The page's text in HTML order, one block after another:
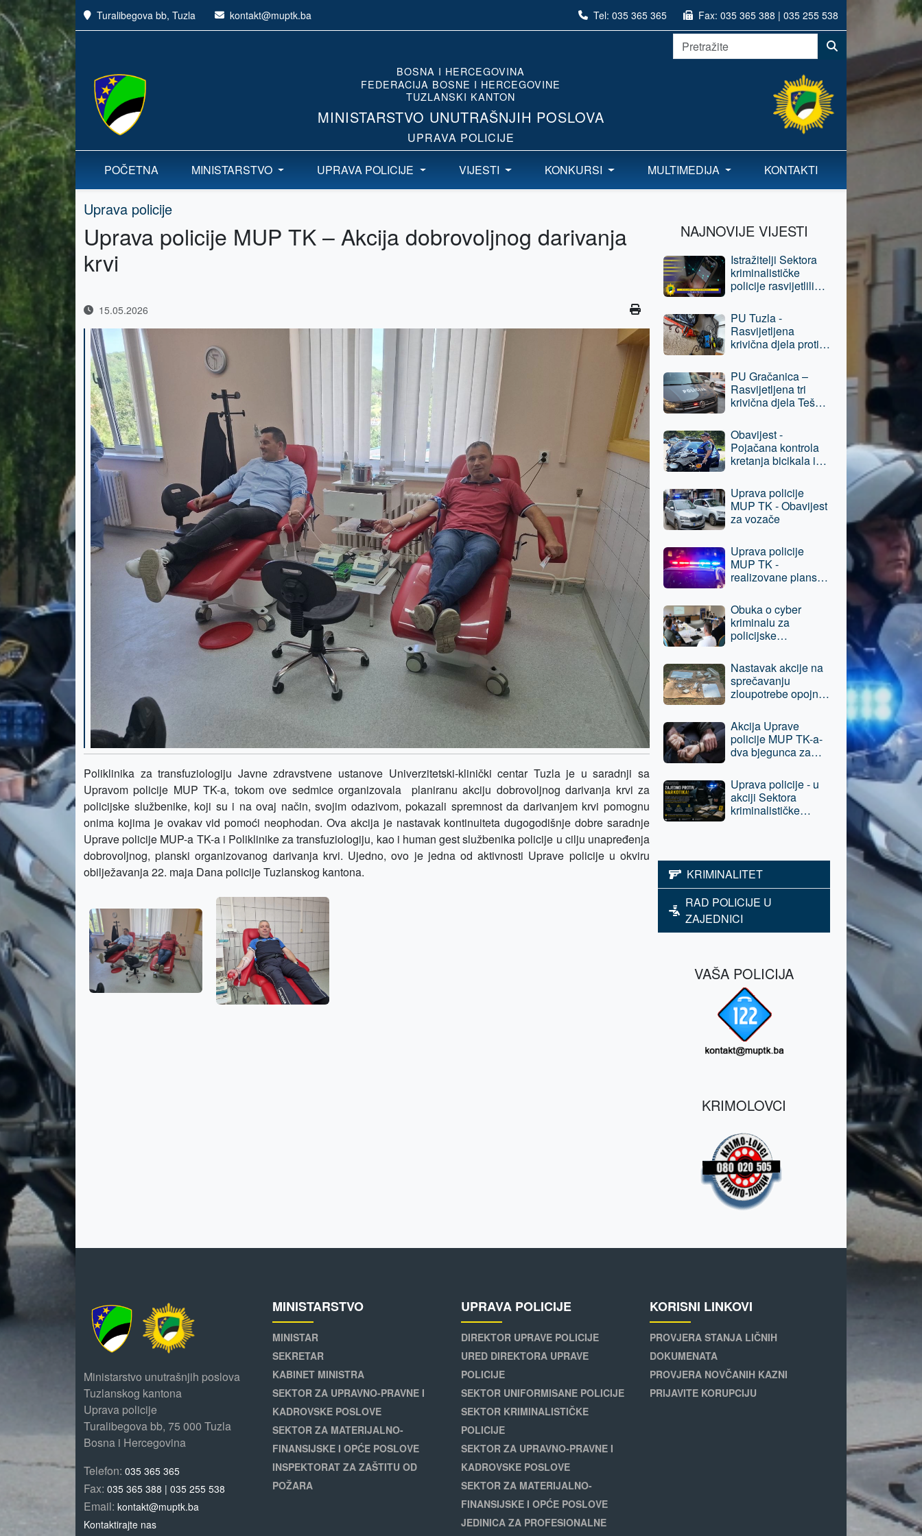
Turalibegova bb, Tuzla kontakt@muptk.ba Tel: 035 365 365 Fax: 035 365 388 | 035 255 538
BOSNA I HERCEGOVINA
FEDERACIJA BOSNE I HERCEGOVINE
TUZLANSKI KANTON
MINISTARSTVO UNUTRAŠNJIH POSLOVA
UPRAVA POLICIJE
POČETNA MINISTARSTVO UPRAVA POLICIJE VIJESTI KONKURSI MULTIMEDIJA KONTAKTI
Uprava policije
Uprava policije MUP TK – Akcija dobrovoljnog darivanja
krvi
15.05.2026
Poliklinika za transfuziologiju Javne zdravstvene ustanove Univerzitetski-klinički centar Tuzla je u saradnji sa
Upravom policije MUP TK-a, tokom ove sedmice organizovala planiranu akciju dobrovoljnog darivanja krvi za
policijske službenike, koji su i na ovaj način, svojim odazivom, pokazali spremnost da darivanjem krvi pomognu
onima kojima je ovakav vid pomoći neophodan. Ova akcija je nastavak kontinuiteta dugogodišnje dobre saradnje
Uprave policije MUP-a TK-a i Poliklinike za transfuziologiju, kao i human gest službenika policije u cilju unapređenja
dobrovoljnog, planski organizovanog darivanja krvi. Ujedno, ovo je jedna od aktivnosti Uprave policije u okviru
obilježavanja 22. maja Dana policije Tuzlanskog kantona.
NAJNOVIJE VIJESTI
Istražitelji Sektora
kriminalističke
policije rasvijetlili
Prijevara,
osumnjičenom licu
oduzeta sloboda
PU Tuzla -
Rasvijetljena
krivična djela protiv
osoba lišena
slobode
PU Gračanica –
Rasvijetljena tri
krivična djela Teška
osumnjičenog lica
podneseni izvještaji
nadležnom
tužilaštvu
Obavijest -
Pojačana kontrola
kretanja bicikala i
u pješačkim
zonama grada Tuzla
Uprava policije
MUP TK - Obavijest
za vozače
Uprava policije
MUP TK -
realizovane planske
opojna droga
Obuka o cyber
kriminalu za
policijske
policije MUP TK-a i
Policije Brčko
distrikta BiH
Nastavak akcije na
sprečavanju
zloupotrebe opojnih
iz Tuzle oduzeta
sloboda
Akcija Uprave
policije MUP TK-a-
dva bjegunca za
raspisane potrage
pronađeni i lišeni
slobode
Uprava policije - u
akciji Sektora
kriminalističke
oduzeta sloboda -
predat je tužilaštvu
KRIMINALITET
RAD POLICIJE U
ZAJEDNICI
VAŠA POLICIJA
KRIMOLOVCI
Ministarstvo unutrašnjih poslova
Tuzlanskog kantona
Uprava policije
Turalibegova bb, 75 000 Tuzla
Bosna i Hercegovina
Telefon: 035 365 365
Fax: 035 365 388 | 035 255 538
Email: kontakt@muptk.ba
Kontaktirajte nas
MINISTARSTVO
MINISTAR
SEKRETAR
KABINET MINISTRA
SEKTOR ZA UPRAVNO-PRAVNE I
KADROVSKE POSLOVE
SEKTOR ZA MATERIJALNO-
FINANSIJSKE I OPĆE POSLOVE
INSPEKTORAT ZA ZAŠTITU OD
POŽARA
UPRAVA POLICIJE
DIREKTOR UPRAVE POLICIJE
URED DIREKTORA UPRAVE
POLICIJE
SEKTOR UNIFORMISANE POLICIJE
SEKTOR KRIMINALISTIČKE
POLICIJE
SEKTOR ZA UPRAVNO-PRAVNE I
KADROVSKE POSLOVE
SEKTOR ZA MATERIJALNO-
FINANSIJSKE I OPĆE POSLOVE
JEDINICA ZA PROFESIONALNE
KORISNI LINKOVI
PROVJERA STANJA LIČNIH
DOKUMENATA
PROVJERA NOVČANIH KAZNI
PRIJAVITE KORUPCIJU